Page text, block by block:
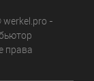
-
права